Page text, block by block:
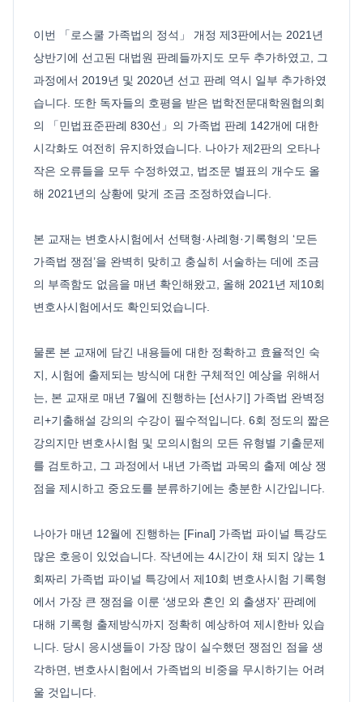
이번 「로스쿨 가족법의 정석」 개정 제3판에서는 2021년
상반기에 선고된 대법원 판례들까지도 모두 추가하였고, 그
과정에서 2019년 및 2020년 선고 판례 역시 일부 추가하였
습니다. 또한 독자들의 호평을 받은 법학전문대학원협의회
의 「민법표준판례 830선」의 가족법 판례 142개에 대한
시각화도 여전히 유지하였습니다. 나아가 제2판의 오타나
작은 오류들을 모두 수정하였고, 법조문 별표의 개수도 올
해 2021년의 상황에 맞게 조금 조정하였습니다.
본 교재는 변호사시험에서 선택형·사례형·기록형의 ‘모든
가족법 쟁점’을 완벽히 맞히고 충실히 서술하는 데에 조금
의 부족함도 없음을 매년 확인해왔고, 올해 2021년 제10회
변호사시험에서도 확인되었습니다.
물론 본 교재에 담긴 내용들에 대한 정확하고 효율적인 숙
지, 시험에 출제되는 방식에 대한 구체적인 예상을 위해서
는, 본 교재로 매년 7월에 진행하는 [선사기] 가족법 완벽정
리+기출해설 강의의 수강이 필수적입니다. 6회 정도의 짧은
강의지만 변호사시험 및 모의시험의 모든 유형별 기출문제
를 검토하고, 그 과정에서 내년 가족법 과목의 출제 예상 쟁
점을 제시하고 중요도를 분류하기에는 충분한 시간입니다.
나아가 매년 12월에 진행하는 [Final] 가족법 파이널 특강도
많은 호응이 있었습니다. 작년에는 4시간이 채 되지 않는 1
회짜리 가족법 파이널 특강에서 제10회 변호사시험 기록형
에서 가장 큰 쟁점을 이룬 ‘생모와 혼인 외 출생자’ 판례에
대해 기록형 출제방식까지 정확히 예상하여 제시한바 있습
니다. 당시 응시생들이 가장 많이 실수했던 쟁점인 점을 생
각하면, 변호사시험에서 가족법의 비중을 무시하기는 어려
울 것입니다.